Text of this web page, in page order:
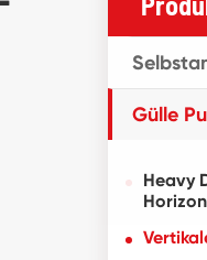
Gülle
Heavy